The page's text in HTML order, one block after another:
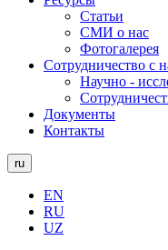
Статьи
СМИ о нас
Фотогалерея
Сотрудничество с
Научно -
Документы
Контакты
ru
EN
RU
UZ